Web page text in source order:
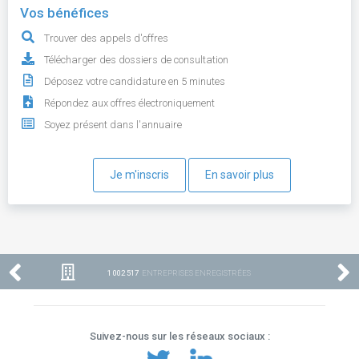
Vos bénéfices
Trouver des appels d'offres
Télécharger des dossiers de consultation
Déposez votre candidature en 5 minutes
Répondez aux offres électroniquement
Soyez présent dans l'annuaire
Je m'inscris En savoir plus
1 002 517 ENTREPRISES ENREGISTRÉES
Suivez-nous sur les réseaux sociaux :